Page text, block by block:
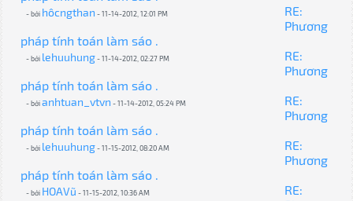
- bởi hôcngthan - 11-14-2012, 12:01 PM
RE:
Phương
pháp tính toán làm sáo .
- bởi lehuuhung- 11-14-2012, 02:27 PM
RE:
Phương
pháp tính toán làm sáo .
- bởianhtuan_vtvn - 11-14-2012, 05:24 PM
RE:
Phương
pháp tính toán làm sáo .
- bởi lehuuhung- 11-15-2012, 08:20 AM
RE:
Phương
pháp tính toán làm sáo .
- bởi HOAVũ - 11-15-2012, 10:36 AM
RE: